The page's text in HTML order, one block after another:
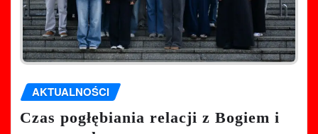
AKTUALNOŚCI
Czas pogłębiania relacji z Bogiem i